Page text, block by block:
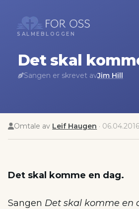
SALMEBLOGGEN
Det skal
Sangen er skrevet avJim Hill
Omtale av Leif Haugen · 06.04.2016
Det skal komme en dag.
Sangen Det skal komme en